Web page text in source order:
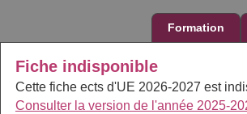
Formation
Fiche indisponible
Cette fiche ects d'UE 2026-2027 est
Consulter la version de l'année 2025-